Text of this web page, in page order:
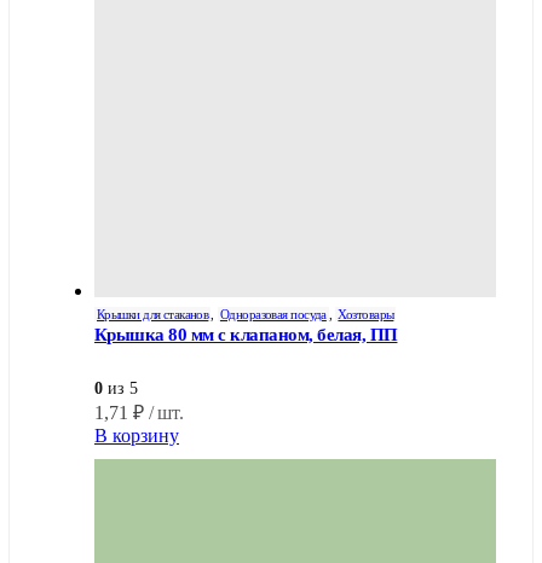
Крышки для стаканов Одноразовая посуда Хозтовары
Крышка 80 мм с клапаном, белая, ПП
0 из 5
1,71 ₽ / шт.
В корзину